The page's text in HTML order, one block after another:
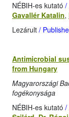
NÉBIH-es kutató /
Gavallér Katalin,
Lezárult /
Antimicrobial
from Hungary
Magyarországi
fogékonysága
NÉBIH-es kutató /